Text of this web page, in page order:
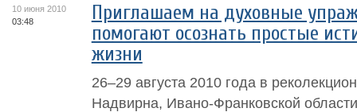
10 июня 2010
03:48
Приглашаем на духовные
помогают осознать простые
жизни
26–29 августа 2010 года в
Надвирна, Ивано-Франковской